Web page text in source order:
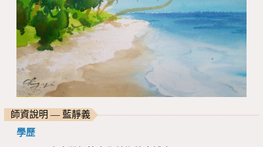
師資說明 — 藍靜義
學歷